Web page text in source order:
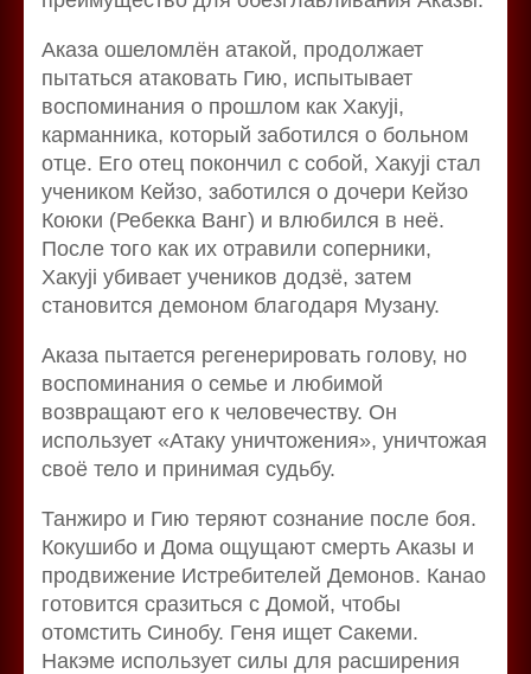
Аказа ошеломлён атакой, продолжает
пытаться атаковать Гию, испытывает
воспоминания о прошлом как Хакуji,
карманника, который заботился о больном
отце. Его отец покончил с собой, Хакуji стал
учеником Кейзо, заботился о дочери Кейзо
Коюки (Ребекка Ванг) и влюбился в неё.
После того как их отравили соперники,
Хакуji убивает учеников додзё, затем
становится демоном благодаря Музану.
Аказа пытается регенерировать голову, но
воспоминания о семье и любимой
возвращают его к человечеству. Он
использует «Атаку уничтожения», уничтожая
своё тело и принимая судьбу.
Танжиро и Гию теряют сознание после боя.
Кокушибо и Дома ощущают смерть Аказы и
продвижение Истребителей Демонов. Канао
готовится сразиться с Домой, чтобы
отомстить Синобу. Геня ищет Сакеми.
Накэме использует силы для расширения